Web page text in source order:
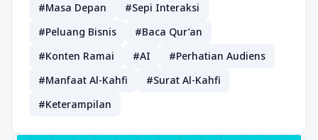
#Masa Depan
#Sepi Interaksi
#Peluang Bisnis
#Baca Qur’an
#Konten Ramai
#AI
#Perhatian Audiens
#Manfaat Al-Kahfi
#Surat Al-Kahfi
#Keterampilan